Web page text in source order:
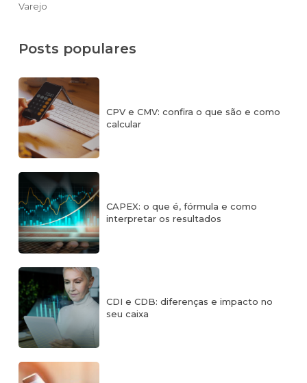
Varejo
Posts populares
CPV e CMV: confira o que são e como
calcular
CAPEX: o que é, fórmula e como
interpretar os resultados
CDI e CDB: diferenças e impacto no
seu caixa